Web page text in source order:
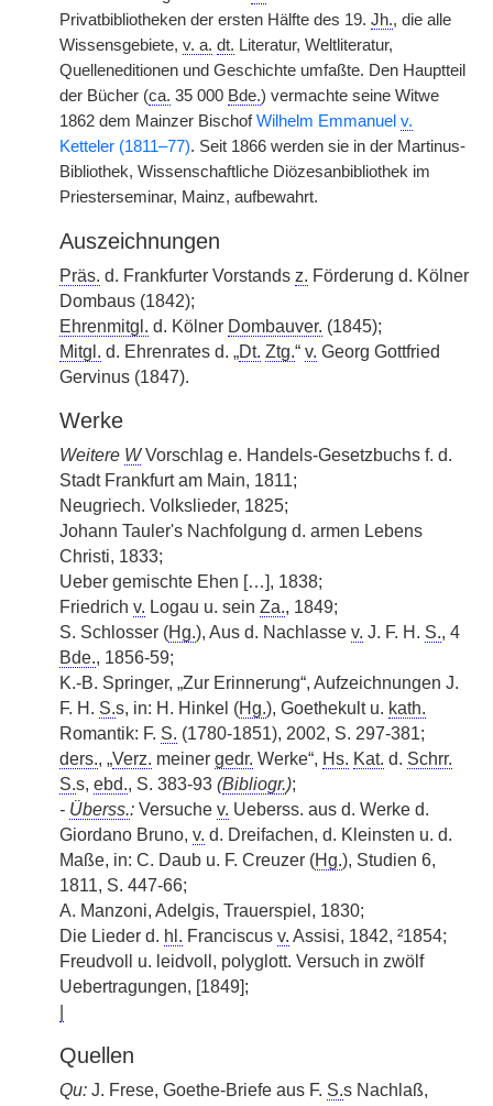
Privatbibliotheken der ersten Hälfte des 19. Jh., die alle
Wissensgebiete, v. a. dt. Literatur, Weltliteratur,
Quelleneditionen und Geschichte umfaßte. Den Hauptteil
der Bücher (ca. 35 000 Bde.) vermachte seine Witwe
1862 dem Mainzer BischofWilhelm Emmanuel v.
Ketteler (1811–77). Seit 1866 werden sie in der Martinus-
Bibliothek, Wissenschaftliche Diözesanbibliothek im
Priesterseminar, Mainz, aufbewahrt.
Auszeichnungen
Präs. d. Frankfurter Vorstands z. Förderung d. Kölner
Dombaus (1842);
Ehrenmitgl. d. Kölner Dombauver. (1845);
Mitgl. d. Ehrenrates d. „Dt. Ztg.“ v. Georg Gottfried
Gervinus (1847).
Werke
Weitere WVorschlag e. Handels-Gesetzbuchs f. d.
Stadt Frankfurt am Main, 1811;
Neugriech. Volkslieder, 1825;
Johann Tauler's Nachfolgung d. armen Lebens
Christi, 1833;
Ueber gemischte Ehen […], 1838;
Friedrich v. Logau u. sein Za., 1849;
S. Schlosser (Hg.), Aus d. Nachlasse v. J. F. H. S., 4
Bde., 1856-59;
K.-B. Springer, „Zur Erinnerung“, Aufzeichnungen J.
F. H. S.s, in: H. Hinkel (Hg.), Goethekult u. kath.
Romantik: F. S. (1780-1851), 2002, S. 297-381;
ders., „Verz. meiner gedr. Werke“, Hs. Kat. d. Schrr.
S.s, ebd., S. 383-93 (Bibliogr.);
- Überss.: Versuche v. Ueberss. aus d. Werke d.
Giordano Bruno, v. d. Dreifachen, d. Kleinsten u. d.
Maße, in: C. Daub u. F. Creuzer (Hg.), Studien 6,
1811, S. 447-66;
A. Manzoni, Adelgis, Trauerspiel, 1830;
Die Lieder d. hl. Franciscus v. Assisi, 1842, ²1854;
Freudvoll u. leidvoll, polyglott. Versuch in zwölf
Uebertragungen, [1849];
Quellen
Qu: J. Frese, Goethe-Briefe aus F. S.s Nachlaß,